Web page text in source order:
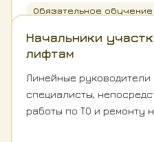
Обязательное обучение
Начальники
лифтам
Линейные руководители
специалисты,
работы по ТО и ремонту